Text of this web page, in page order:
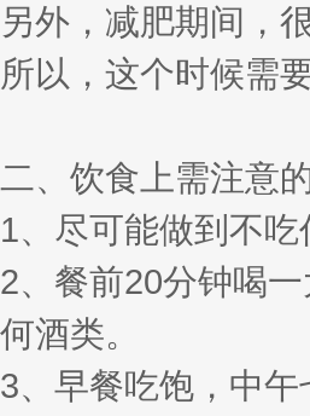
另外，减肥期间，
所以，这个时候需
二、饮食上需注意
1、尽可能做到不
2、餐前20分钟喝
何酒类。
3、早餐吃饱，中